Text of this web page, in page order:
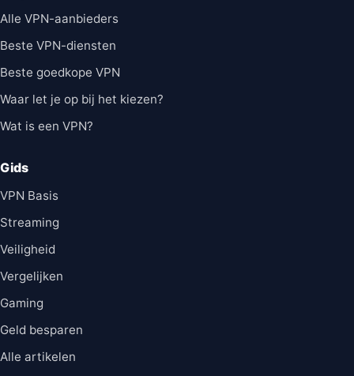
Alle VPN-aanbieders
Beste VPN-diensten
Beste goedkope VPN
Waar let je op bij het kiezen?
Wat is een VPN?
Gids
VPN Basis
Streaming
Veiligheid
Vergelijken
Gaming
Geld besparen
Alle artikelen